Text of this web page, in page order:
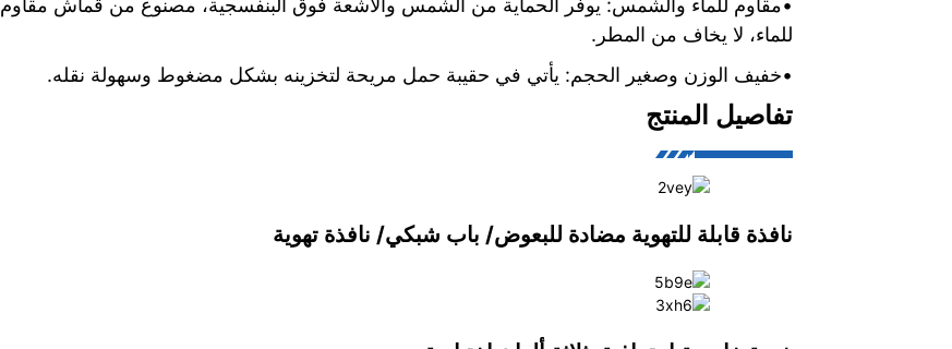
للماء، لا يخاف من المطر.
•خفيف الوزن وصغير الحجم: يأتي في حقيبة حمل مريحة لتخزينه بشكل مضغوط وسهولة نقله.
تفاصيل المنتج
نافذة قابلة للتهوية مضادة للبعوض/ باب شبكي/ نافذة تهوية